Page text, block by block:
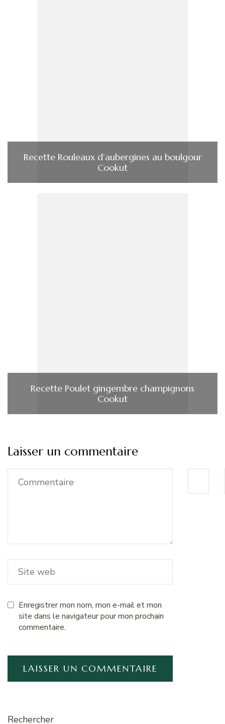
Recette Rouleaux d’aubergines au boulgour
Cookut
Recette Poulet gingembre champignons
Cookut
Laisser un commentaire
Enregistrer mon nom, mon e-mail et mon
site dans le navigateur pour mon prochain
commentaire.
Rechercher